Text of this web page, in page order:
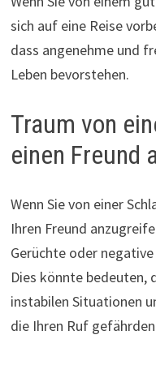
sich auf eine Reise
dass angenehme und
Leben bevorstehen.
Traum von
einen Freund
Wenn Sie von einer
Ihren Freund
Gerüchte oder
Dies könnte bedeuten,
instabilen Situationen
die Ihren Ruf